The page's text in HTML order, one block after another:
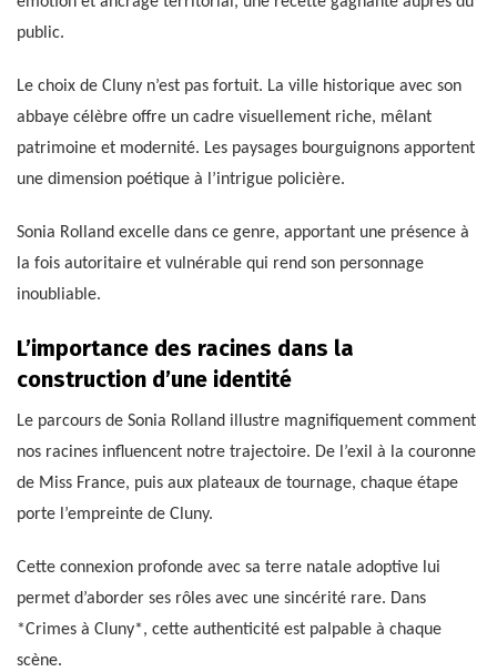
public.
Le choix de Cluny n’est pas fortuit. La ville historique avec son
abbaye célèbre offre un cadre visuellement riche, mêlant
patrimoine et modernité. Les paysages bourguignons apportent
une dimension poétique à l’intrigue policière.
Sonia Rolland excelle dans ce genre, apportant une présence à
la fois autoritaire et vulnérable qui rend son personnage
inoubliable.
L’importance des racines dans la
construction d’une identité
Le parcours de Sonia Rolland illustre magnifiquement comment
nos racines influencent notre trajectoire. De l’exil à la couronne
de Miss France, puis aux plateaux de tournage, chaque étape
porte l’empreinte de Cluny.
Cette connexion profonde avec sa terre natale adoptive lui
permet d’aborder ses rôles avec une sincérité rare. Dans
*Crimes à Cluny*, cette authenticité est palpable à chaque
scène.